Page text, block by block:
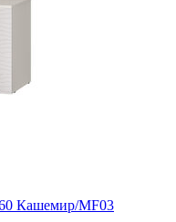
Кашемир/MF03